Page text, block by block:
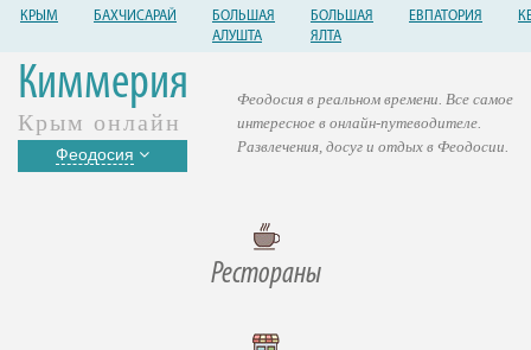
КРЫМ БАХЧИСАРАЙ
БОЛЬШАЯ
АЛУШТА
БОЛЬШАЯ
ЯЛТА
ЕВПАТОРИЯ
Киммерия
Крым онлайн
Феодосия
Рестораны
Феодосия в реальном времени. Все самое
интересное в онлайн-путеводителе.
Развлечения, досуг и отдых в Феодосии.